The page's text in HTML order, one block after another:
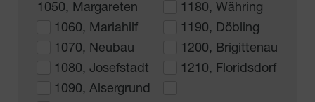
1050, Margareten
1060, Mariahilf
1070, Neubau
1080, Josefstadt
1090, Alsergrund
1180, Währing
1190, Döbling
1200, Brigittenau
1210, Floridsdorf